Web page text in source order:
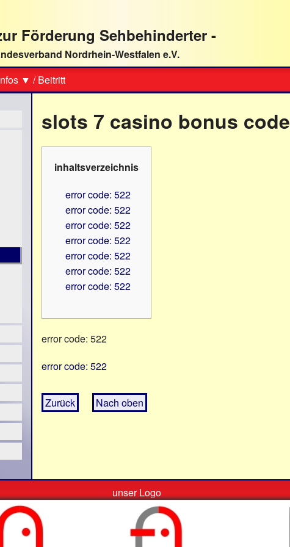
Förderung Sehbehinderter -
Nordrhein-Westfalen e.V.
▼ /Beitritt
slots 7 casino bonus code
inhaltsverzeichnis
error code: 522
error code: 522
error code: 522
error code: 522
error code: 522
error code: 522
error code: 522
error code: 522
error code: 522
Zurück Nach oben
unser Logo